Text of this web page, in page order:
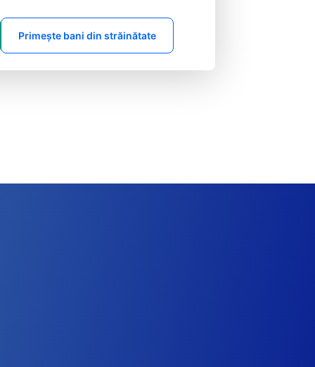
Primește bani din străinătate